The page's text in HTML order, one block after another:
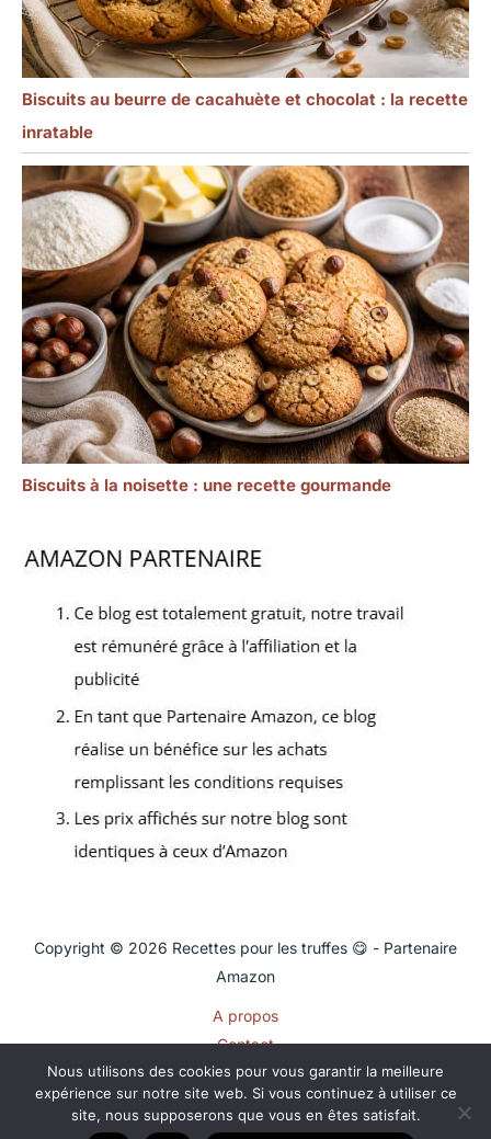
Biscuits au beurre de cacahuète et chocolat : la recette
inratable
Biscuits à la noisette : une recette gourmande
Copyright © 2026 Recettes pour les truffes 😋 - Partenaire
Amazon
A propos
Contact
Plan du site
Mentions légales
Politique de confidentialité
Nous utilisons des cookies pour vous garantir la meilleure
expérience sur notre site web. Si vous continuez à utiliser ce
site, nous supposerons que vous en êtes satisfait.